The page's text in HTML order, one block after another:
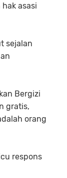
asasi
sejalan
Bergizi
gratis,
orang
respons